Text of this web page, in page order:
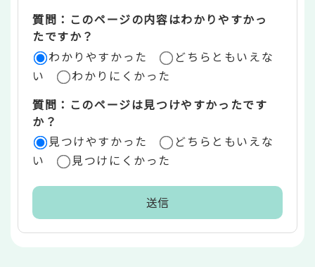
リ
ア
質問：このページの内容はわかりやすかっ
たですか？
わかりやすかった
どちらともいえな
い
わかりにくかった
質問：このページは見つけやすかったです
か？
見つけやすかった
どちらともいえな
い
見つけにくかった